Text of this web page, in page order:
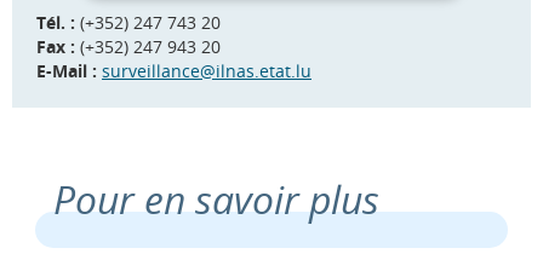
Tél. : (+352) 247 743 20
Fax : (+352) 247 943 20
E-Mail : surveillance@ilnas.etat.lu
Pour en savoir plus